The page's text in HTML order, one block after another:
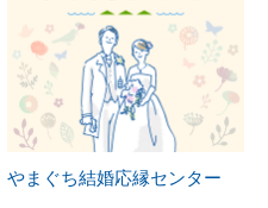
やまぐち結婚応縁センター